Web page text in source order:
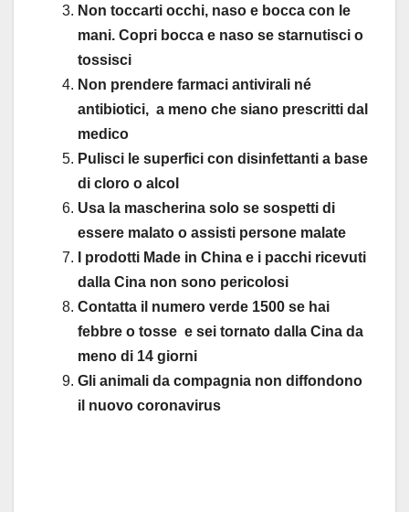
Non toccarti occhi, naso e bocca con le
mani. Copri bocca e naso se starnutisci o
tossisci
Non prendere farmaci antivirali né
antibiotici, a meno che siano prescritti dal
medico
Pulisci le superfici con disinfettanti a base
di cloro o alcol
Usa la mascherina solo se sospetti di
essere malato o assisti persone malate
I prodotti Made in China e i pacchi ricevuti
dalla Cina non sono pericolosi
Contatta il numero verde 1500 se hai
febbre o tosse e sei tornato dalla Cina da
meno di 14 giorni
Gli animali da compagnia non diffondono
il nuovo coronavirus